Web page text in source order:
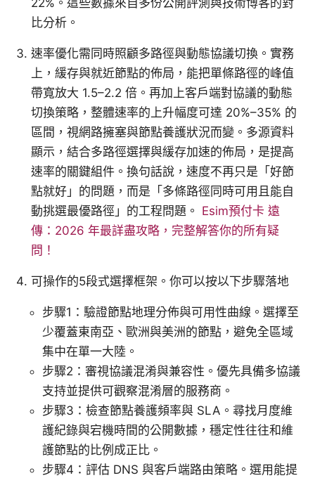
比分析。
速率優化需同時照顧多路徑與動態協議切換。實務
上，緩存與就近節點的佈局，能把單條路徑的峰值
帶寬放大 1.5–2.2 倍。再加上客戶端對協議的動態
切換策略，整體速率的上升幅度可達 20%–35% 的
區間，視網路擁塞與節點養護狀況而變。多源資料
顯示，結合多路徑選擇與緩存加速的佈局，是提高
速率的關鍵組件。換句話說，速度不再只是「好節
點就好」的問題，而是「多條路徑同時可用且能自
動挑選最優路徑」的工程問題。 Esim預付卡 遠
傳：2026 年最詳盡攻略，完整解答你的所有疑
問！
可操作的5段式選擇框架。你可以按以下步驟落地
步驟1：驗證節點地理分佈與可用性曲線。選擇至
少覆蓋東南亞、歐洲與美洲的節點，避免全區域
集中在單一大陸。
步驟2：審視協議混淆與兼容性。優先具備多協議
支持並提供可觀察混淆層的服務商。
步驟3：檢查節點養護頻率與 SLA。尋找月度維
護紀錄與宕機時間的公開數據，穩定性往往和維
護節點的比例成正比。
步驟4：評估 DNS 與客戶端路由策略。選用能提